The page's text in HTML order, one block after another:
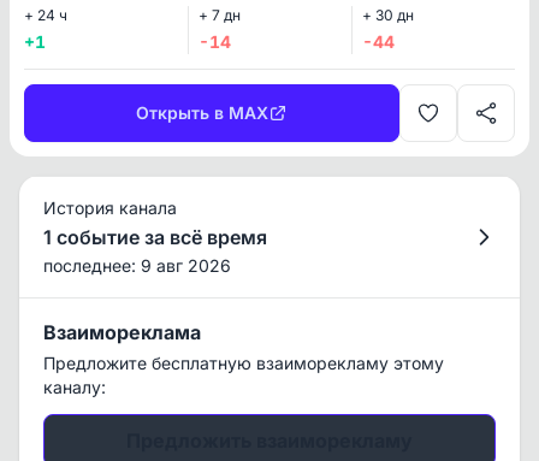
+ 24 ч
+1
+ 7 дн
-14
+ 30 дн
-44
Открыть в MAX
История канала
1 событие за всё время
последнее: 9 авг 2026
Взаимореклама
Предложите бесплатную взаиморекламу этому
каналу: